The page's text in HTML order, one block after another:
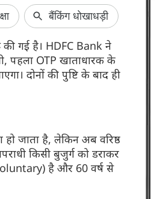
की गई है। HDFC Bank ने
पहला OTP खाताधारक के
दोनों की पुष्टि के बाद ही
जाता है, लेकिन अब वरिष्ठ
किसी बुजुर्ग को डराकर
है और 60 वर्ष से
यूजर्स को बड़ा झटका
आप एयरटेल का 299 रुपये वाला रिचार्ज
कंपनी ने इस प्लान को बंद कर दिया है...